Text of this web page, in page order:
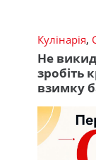
Кулінарія,
Не
зробіть
взимку